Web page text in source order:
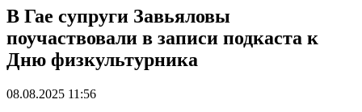
В Гае супруги Завьяловы
поучаствовали в записи подкаста к
Дню физкультурника
08.08.2025 11:56